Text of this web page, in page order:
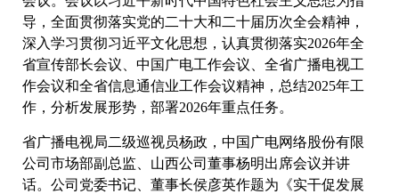
导，全面贯彻落实党的二十大和二十届历次全会精神，
深入学习贯彻习近平文化思想，认真贯彻落实2026年全
省宣传部长会议、中国广电工作会议、全省广播电视工
作会议和全省信息通信业工作会议精神，总结2025年工
作，分析发展形势，部署2026年重点任务。
省广播电视局二级巡视员杨政，中国广电网络股份有限
公司市场部副总监、山西公司董事杨明出席会议并讲
话。公司党委书记、董事长侯彦英作题为《实干促发展